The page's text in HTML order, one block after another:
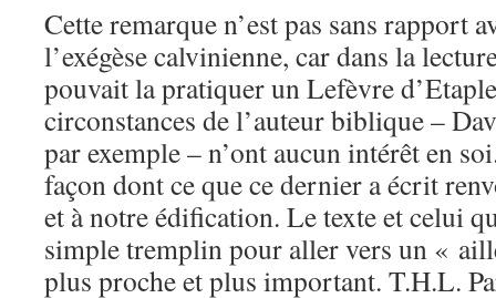
Cette remarque n’est pas sans rapport
l’exégèse calvinienne, car dans la
pouvait la pratiquer un Lefèvre
circonstances de l’auteur biblique –
par exemple – n’ont aucun intérêt en
façon dont ce que ce dernier a écrit
et à notre édification. Le texte et celui
simple tremplin pour aller vers un «
plus proche et plus important. T.H.L.